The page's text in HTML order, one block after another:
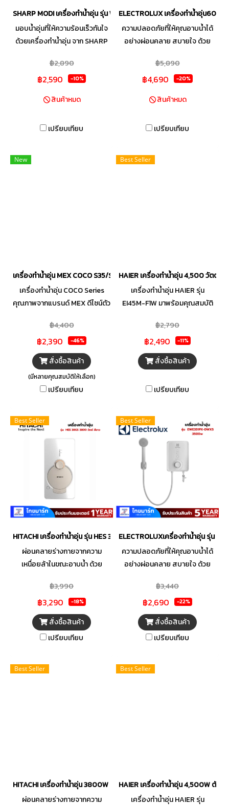
SHARP MODI เครื่องทำน้ำอุ่น รุ่น WH-MD238 3800 วัตต์ สีขาว
มอบน้ำอุ่นที่ให้ความร้อนเร็วทันใจ
ด้วยเครื่องทำน้ำอุ่น จาก SHARP
ทำงานได้ดีเยี่ยม ดีไซน์มินิมอลสี
ขาว ติดตั้งได้ง่าย สิ่งที่สำคัญที่สุด
ด้วยระบบตัดไฟที่ทำงานรวดเร็ว
ปรับได้ 3 รูปแบบ ให้คุณเลือก
฿2,890
฿2,590 -10%
สินค้าหมด
เปรียบเทียบ
ELECTROLUX เครื่องทำน้ำอุ่น
ความปลอดภัยที่ให้คุณอาบน้ำได้
อย่างผ่อนคลาย สบายใจ ด้วย
พร้อมระบบ Safe Ready เช็ค
ความปลอดภัยอัตโนมัติ ป้องกัน
ระบบเทอโมสตัท Double Action
ล่อนและถังเก็บน้ำไฟเบอร์กลาส
เหลือง หัวฝักบัวป้องกันแบคทีเรีย
สวีดิช ที่เข้ากับห้องน้ำทุกรูปแบบ
฿5,890
฿4,690 -20%
สินค้าหมด
เปรียบเทียบ
New
เครื่องทำน้ำอุ่น MEX COCO S35/S45 (WH) (MB) 3500/ 4500 วัตต์
เครื่องทำน้ำอุ่น COCO Series
คุณภาพจากแบรนด์ MEX ดีไซน์ตัว
สไตล์ยุโรป สามารถปรับอุณหภูมิ
ระดับความร้อนได้อย่างแม่นยำ
ปลอดภัยยิ่งขึ้นด้วยระบบตรวจ
สอบการต่อสายไฟและสายดิน
ของเครื่อง พร้อมระบบแจ้งเตือน
เมื่อผิดปกติ มาพร้อมชุดฝักบัวสี
ระดับ ผ่านกระบวนการผลิตที่มี
คุณภาพได้มาตรฐาน ให้คุณอาบน้ำ
อุ่นได้อย่างผ่อนคลาย
฿4,400
฿2,390 -46%
สั่งซื้อสินค้า
(มีหลายคุณสมบัติให้เลือก)
เปรียบเทียบ
Best Seller
HAIER เครื่องทำน้ำอุ่น 4,500 วัตต์ รุ่น
เครื่องทำน้ำอุ่น HAIER รุ่น
EI45M-F1W มาพร้อมคุณสมบัติ
เทคโนโลยีระบบฉนวนล้ำสมัยที่
ป้องกันกระแสไฟฟ้ารั่วไหล ไป
จนถึงเทคโนโลยีลดฟองอากาศ
ช่วยลดความเสี่ยงที่จะเกิดการไหม้
Nylon Fibre ที่ผ่านการทดสอบ
มั่นใจได้ในประสบการณ์การอาบ
น้ำที่ปลอดภัย และเพลิดเพลินกับ
การอาบน้ำได้อย่างไร้กังวล
฿2,790
฿2,490 -11%
สั่งซื้อสินค้า
เปรียบเทียบ
Best Seller
HITACHI เครื่องทำน้ำอุ่น รุ่น HES 38GS 3800 วัตต์ สีขาว
ผ่อนคลายร่างกายจากความ
เหนื่อยล้าในขณะอาบน้ำ ด้วย
มาตรฐานระดับสากล ตัวเครื่อง
ผลิตจากพลาสติกประเภทพิเศษ
เกรดไม่ลามติดไฟ พร้อมดีไซน์
กะทัดรัด บางเฉียบ และเรียบหรู
เพิ่มสีเมทัลลิกพิเศษให้ความ
ให้เข้ากับการตกแต่งภายในห้องน้ำ
฿3,990
฿3,290 -18%
สั่งซื้อสินค้า
เปรียบเทียบ
Best Seller
ELECTROLUXเครื่องทำน้ำอุ่น รุ่น
ความปลอดภัยที่ให้คุณอาบน้ำได้
อย่างผ่อนคลาย สบายใจ ด้วย
พร้อมระบบ Safe Ready เช็ค
ความปลอดภัยอัตโนมัติ ป้องกัน
ไฟกระชาก และปิดอัตโนมัติด้วย
ระบบเทอโมสตัท Double Action
ผลิตจากวัตถุดิบคุณภาพดี ทั้งไน
พร้อมระบบทำความร้อนทอง
หลากหลาย ดีไซน์กระทัดรัดสไตล์
สวีดิช ที่เข้ากับห้องน้ำทุกรูปแบบ
฿3,440
฿2,690 -22%
สั่งซื้อสินค้า
เปรียบเทียบ
Best Seller
HITACHI เครื่องทำน้ำอุ่น 3800W สีดำ รุ่น HES-38G
ผ่อนคลายร่างกายจากความ
Best Seller
HAIER เครื่องทำน้ำอุ่น 4,500W ตัดไ
เครื่องทำน้ำอุ่น HAIER รุ่น